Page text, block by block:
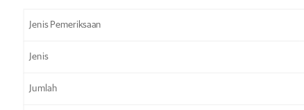
Jenis Pemeriksaan
Jenis
Jumlah